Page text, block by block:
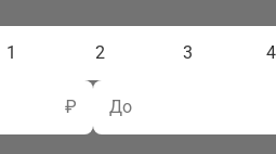
1 2 3
₽ До